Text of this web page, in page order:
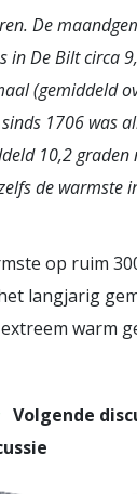
De
in De Bilt circa
(gemiddeld
1706 was
10,2 graden
de warmste
op ruim
langjarig
warm
Volgende